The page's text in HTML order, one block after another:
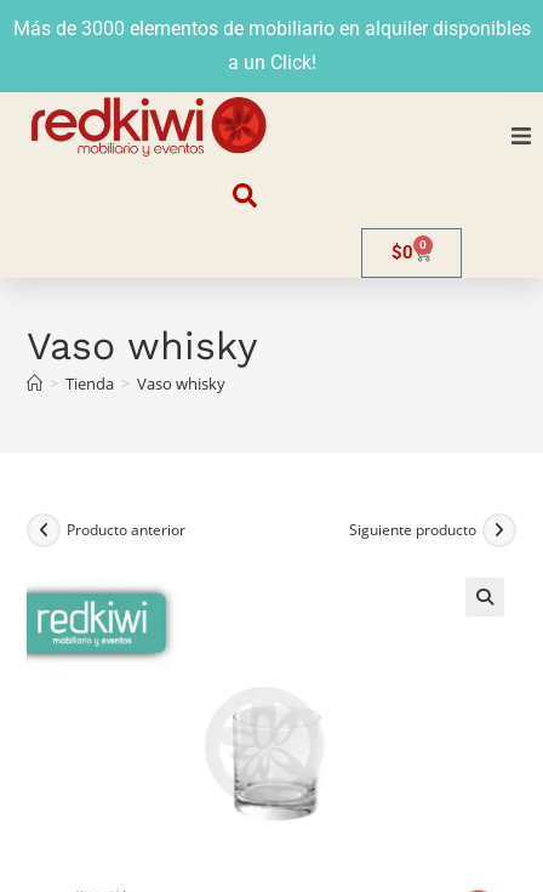
Más de 3000 elementos de mobiliario en alquiler disponibles
a un Click!
Contacto
$0 0
Vaso whisky
> Tienda > Vaso whisky
Producto anterior Siguiente producto